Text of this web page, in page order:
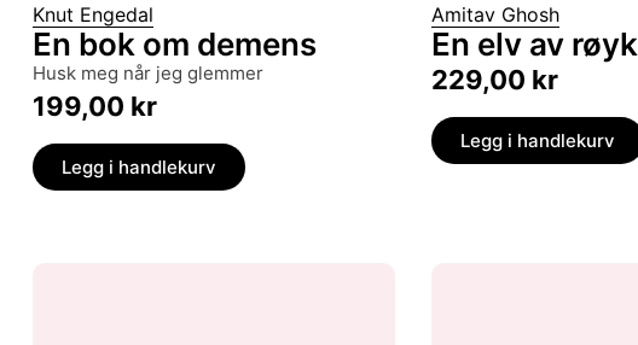
Knut Engedal
En bok om demens
husk meg når jeg glemmer
199,00 kr
Legg i handlekurv
Amitav Ghosh
En elv av røyk
229,00 kr
Legg i handlekurv